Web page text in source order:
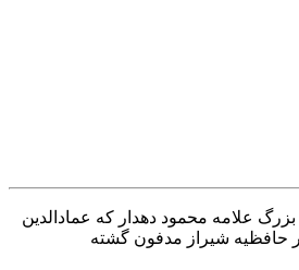
علامه محمود دهدار که عمادالدین
حافظیه شیراز مدفون گشته